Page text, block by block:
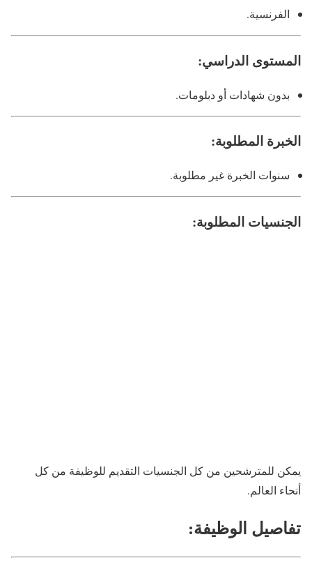
الفرنسية.
المستوى الدراسي:
بدون شهادات أو دبلومات.
الخبرة المطلوبة:
سنوات الخبرة غير مطلوبة.
الجنسيات المطلوبة:
يمكن للمترشحين من كل الجنسيات التقديم للوظيفة من كل
أنحاء العالم.
تفاصيل الوظيفة: